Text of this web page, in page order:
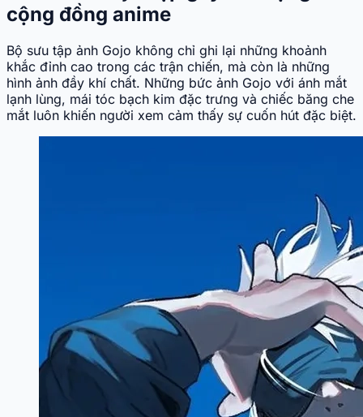
cộng đồng anime
Bộ sưu tập ảnh Gojo không chỉ ghi lại những khoảnh
khắc đỉnh cao trong các trận chiến, mà còn là những
hình ảnh đầy khí chất. Những bức ảnh Gojo với ánh mắt
lạnh lùng, mái tóc bạch kim đặc trưng và chiếc băng che
mắt luôn khiến người xem cảm thấy sự cuốn hút đặc biệt.